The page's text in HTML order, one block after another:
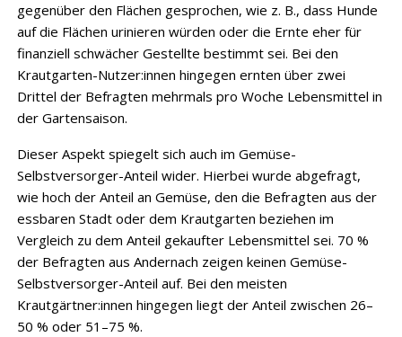
gegenüber den Flächen gesprochen, wie z. B., dass Hunde
auf die Flächen urinieren würden oder die Ernte eher für
finanziell schwächer Gestellte bestimmt sei. Bei den
Krautgarten-Nutzer:innen hingegen ernten über zwei
Drittel der Befragten mehrmals pro Woche Lebensmittel in
der Gartensaison.
Dieser Aspekt spiegelt sich auch im Gemüse-
Selbstversorger-Anteil wider. Hierbei wurde abgefragt,
wie hoch der Anteil an Gemüse, den die Befragten aus der
essbaren Stadt oder dem Krautgarten beziehen im
Vergleich zu dem Anteil gekaufter Lebensmittel sei. 70 %
der Befragten aus Andernach zeigen keinen Gemüse-
Selbstversorger-Anteil auf. Bei den meisten
Krautgärtner:innen hingegen liegt der Anteil zwischen 26–
50 % oder 51–75 %.